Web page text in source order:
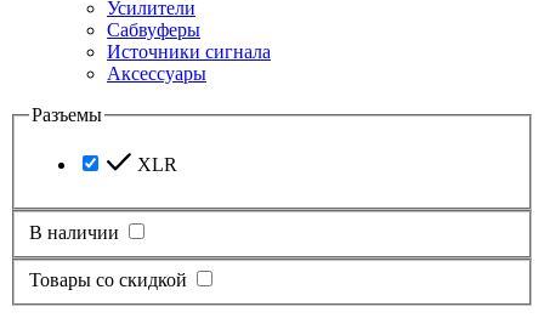
Усилители
Сабвуферы
Источники сигнала
Аксессуары
Разъемы
XLR
В наличии
Товары со скидкой